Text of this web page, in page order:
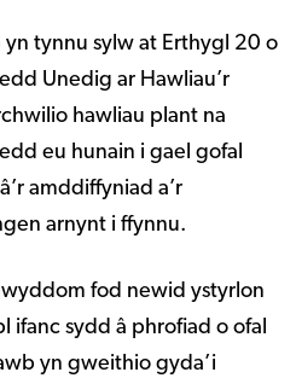
tynnu sylw at Erthygl 20 o
Unedig ar Hawliau’r
hawliau plant na
eu hunain i gael gofal
amddiffyniad a’r
arnynt i ffynnu.
fod newid ystyrlon
ifanc sydd â phrofiad o ofal
yn gweithio gyda’i